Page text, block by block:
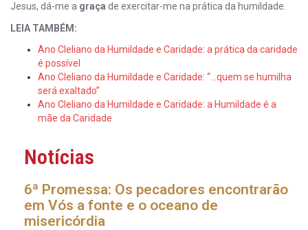
Jesus, dá-me a graça de exercitar-me na prática da humildade.
LEIA TAMBÉM:
Ano Cleliano da Humildade e Caridade: a prática da caridade
é possível
Ano Cleliano da Humildade e Caridade: “...quem se humilha
será exaltado”
Ano Cleliano da Humildade e Caridade: a Humildade é a
mãe da Caridade
Notícias
6ª Promessa: Os pecadores encontrarão
em Vós a fonte e o oceano de
misericórdia